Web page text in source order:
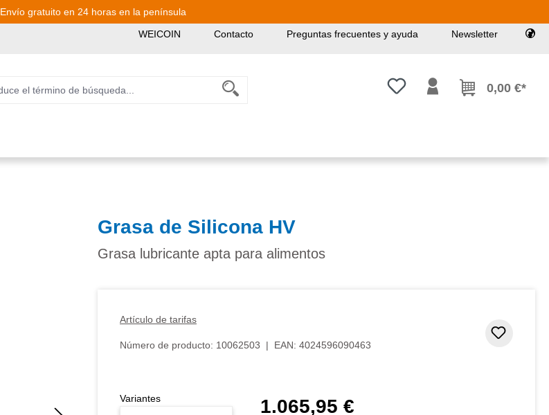
Envío gratuito en 24 horas en la península
WEICOIN Contacto Preguntas frecuentes y ayuda Newsletter
Tienes 0 artículos en tu lista de
0,00 €*
Grasa de Silicona HV
Grasa lubricante apta para alimentos
Artículo de tarifas
Número de producto: 10062503 | EAN: 4024596090463
Precio normal:
1.065,95 €
Variantes